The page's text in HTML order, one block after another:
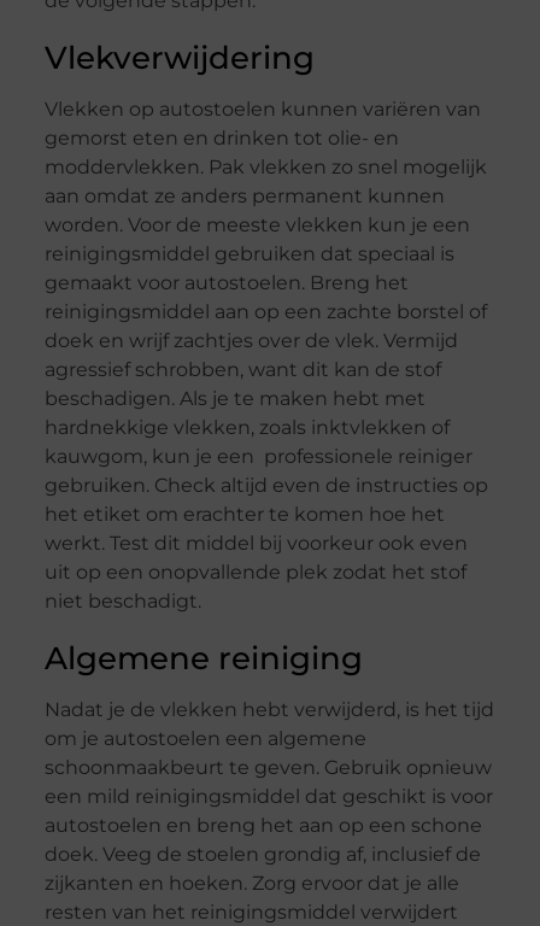
Vlekverwijdering
Vlekken op autostoelen kunnen variëren van
gemorst eten en drinken tot olie- en
moddervlekken. Pak vlekken zo snel mogelijk
aan omdat ze anders permanent kunnen
worden. Voor de meeste vlekken kun je een
reinigingsmiddel gebruiken dat speciaal is
gemaakt voor autostoelen. Breng het
reinigingsmiddel aan op een zachte borstel of
doek en wrijf zachtjes over de vlek. Vermijd
agressief schrobben, want dit kan de stof
beschadigen. Als je te maken hebt met
hardnekkige vlekken, zoals inktvlekken of
kauwgom, kun je een professionele reiniger
gebruiken. Check altijd even de instructies op
het etiket om erachter te komen hoe het
werkt. Test dit middel bij voorkeur ook even
uit op een onopvallende plek zodat het stof
niet beschadigt.
Algemene reiniging
Nadat je de vlekken hebt verwijderd, is het tijd
om je autostoelen een algemene
schoonmaakbeurt te geven. Gebruik opnieuw
een mild reinigingsmiddel dat geschikt is voor
autostoelen en breng het aan op een schone
doek. Veeg de stoelen grondig af, inclusief de
zijkanten en hoeken. Zorg ervoor dat je alle
resten van het reinigingsmiddel verwijdert